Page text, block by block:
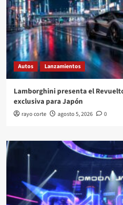
Autos Lanzamientos
Lamborghini presenta el
exclusiva para Japón
rayo corte agosto 5, 2026 0